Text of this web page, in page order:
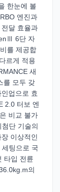
한눈에 볼
엔진과
달 효율과
6단 자
를 제공합
르게 적용
새
를 모두 갖
업으로 효
2.0 터보 엔
비교 불가
단 기술의
이상적인
팅으로 국
타입 전륜
의